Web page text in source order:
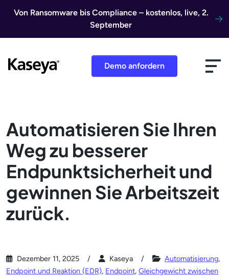
Von Ransomware bis Compliance – kostenlos, live, 2.
September
Demo anfordern
Automatisieren Sie Ihren
Weg zu besserer
Endpunktsicherheit und
gewinnen Sie Arbeitszeit
zurück.
Dezember 11, 2025 Kaseya Automatisierung,
Endpoint und Reaktion (EDR), Endpoint, Gleichgewicht zwischen